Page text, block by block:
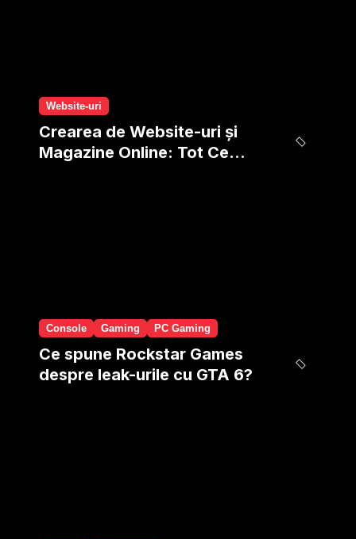
Website-uri
Crearea de Website-uri și
Magazine Online: Tot Ce
Console Gaming PC Gaming
Ce spune Rockstar Games
despre leak-urile cu GTA 6?